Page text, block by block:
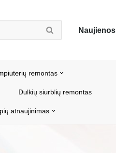
Naujienos
remontas
Dulkių siurblių remontas
atnaujinimas